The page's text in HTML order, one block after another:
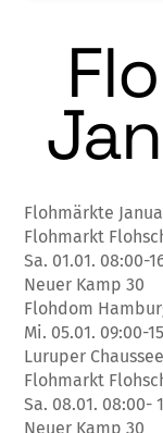
Flohmärkte
Flohmarkt
Sa. 01.01. 08:00-
Neuer Kamp 30
Flohdom
Mi. 05.01. 09:00-
Luruper Chaussee
Flohmarkt
Sa. 08.01. 08:00-
Neuer Kamp 30